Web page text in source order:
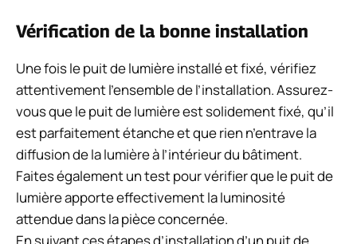
Vérification de la bonne installation
Une fois le puit de lumière installé et fixé, vérifiez
attentivement l’ensemble de l’installation. Assurez-
vous que le puit de lumière est solidement fixé, qu’il
est parfaitement étanche et que rien n’entrave la
diffusion de la lumière à l’intérieur du bâtiment.
Faites également un test pour vérifier que le puit de
lumière apporte effectivement la luminosité
attendue dans la pièce concernée.